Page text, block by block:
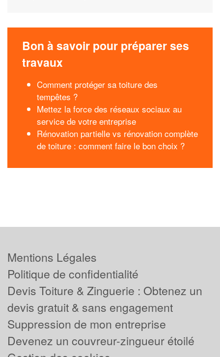
Bon à savoir pour préparer ses
travaux
Comment protéger sa toiture des
tempêtes ?
Mettez la force des réseaux sociaux au
service de votre entreprise
Rénovation partielle vs rénovation complète
de toiture : comment faire le bon choix ?
Mentions Légales
Politique de confidentialité
Devis Toiture & Zinguerie : Obtenez un
devis gratuit & sans engagement
Suppression de mon entreprise
Devenez un couvreur-zingueur étoilé